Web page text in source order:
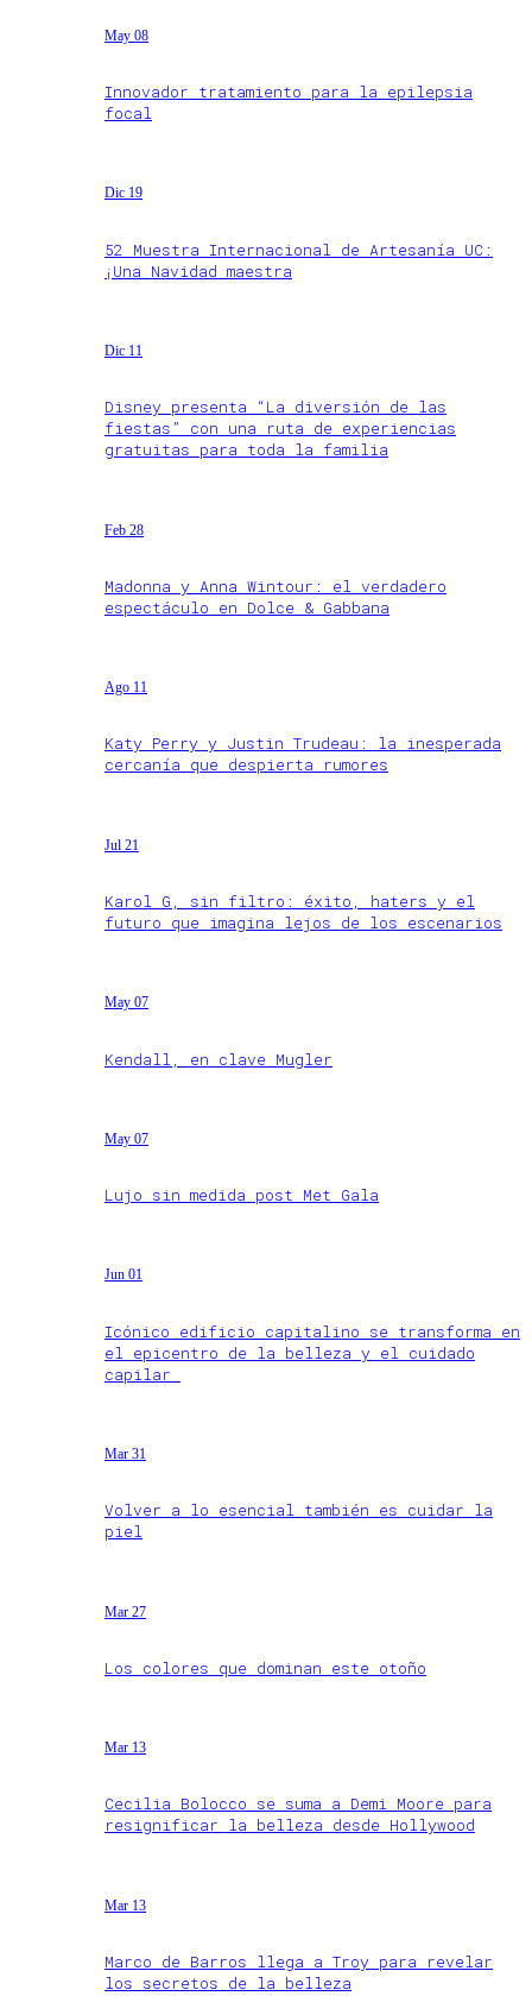
May 08
Innovador tratamiento para la epilepsia
focal
Dic 19
52 Muestra Internacional de Artesanía UC:
¡Una Navidad maestra
Dic 11
Disney presenta “La diversión de las
fiestas” con una ruta de experiencias
gratuitas para toda la familia
Feb 28
Madonna y Anna Wintour: el verdadero
espectáculo en Dolce & Gabbana
Ago 11
Katy Perry y Justin Trudeau: la inesperada
cercanía que despierta rumores
Jul 21
Karol G, sin filtro: éxito, haters y el
futuro que imagina lejos de los escenarios
May 07
Kendall, en clave Mugler
May 07
Lujo sin medida post Met Gala
Jun 01
Icónico edificio capitalino se transforma en
el epicentro de la belleza y el cuidado
capilar
Mar 31
Volver a lo esencial también es cuidar la
piel
Mar 27
Los colores que dominan este otoño
Mar 13
Cecilia Bolocco se suma a Demi Moore para
resignificar la belleza desde Hollywood
Mar 13
Marco de Barros llega a Troy para revelar
los secretos de la belleza